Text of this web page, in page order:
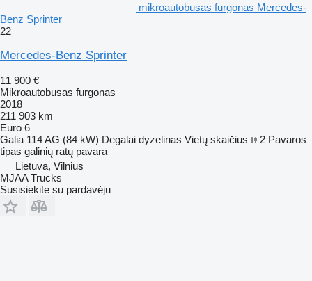
mikroautobusas furgonas Mercedes-
Benz Sprinter
22
Mercedes-Benz Sprinter
11 900 €
Mikroautobusas furgonas
2018
211 903 km
Euro 6
Galia 114 AG (84 kW) Degalai dyzelinas Vietų skaičius 2 Pavaros
tipas galinių ratų pavara
Lietuva, Vilnius
MJAA Trucks
Susisiekite su pardavėju